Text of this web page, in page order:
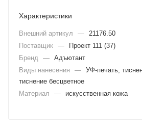
Характеристики
Внешний артикул —
21176.50
Поставщик —
Проект 111 (37)
Бренд
— Адъютант
Виды нанесения
— УФ-печать,
тиснение бесцветное
Материал
— искусственная кожа